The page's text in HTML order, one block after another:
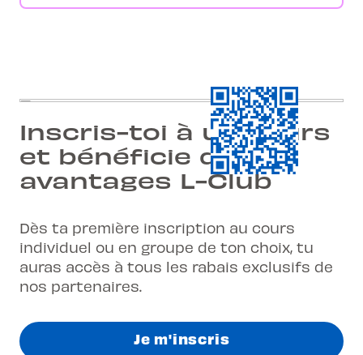
Inscris-toi à un cours
et bénéficie des
avantages L-Club
Dès ta première inscription au cours
individuel ou en groupe de ton choix, tu
auras accès à tous les rabais exclusifs de
nos partenaires.
Je m'inscris